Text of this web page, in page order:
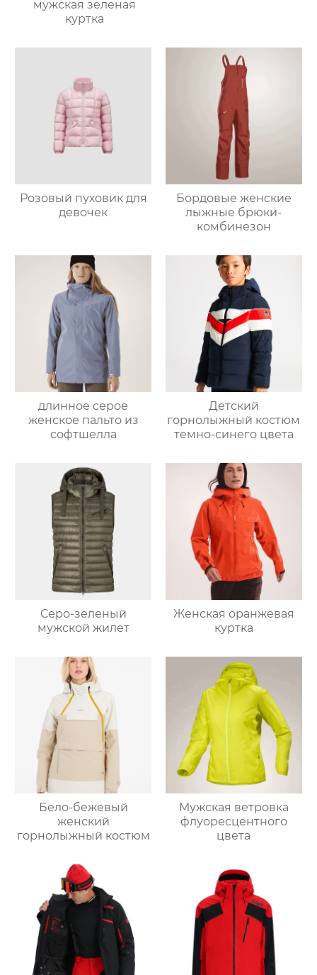
мужская зеленая
куртка
Розовый пуховик для
девочек
Бордовые женские
лыжные брюки-
комбинезон
длинное серое
женское пальто из
софтшелла
Детский
горнолыжный костюм
темно-синего цвета
Серо-зеленый
мужской жилет
Женская оранжевая
куртка
Бело-бежевый
женский
горнолыжный костюм
Мужская ветровка
флуоресцентного
цвета